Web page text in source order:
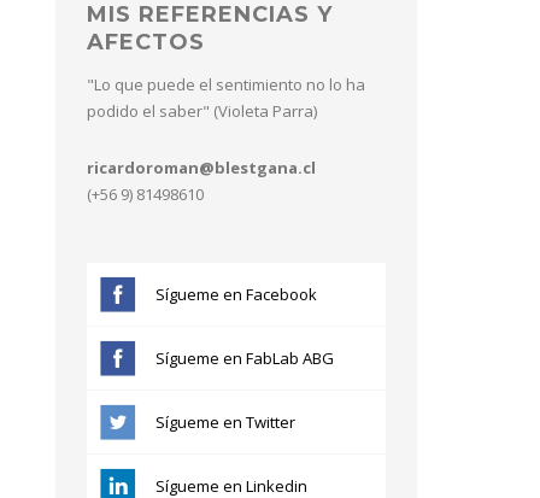
MIS REFERENCIAS Y
AFECTOS
"Lo que puede el sentimiento no lo ha
podido el saber" (Violeta Parra)
ricardoroman@blestgana.cl
(+56 9) 81498610
Sígueme en Facebook
Sígueme en FabLab ABG
Sígueme en Twitter
Sígueme en Linkedin